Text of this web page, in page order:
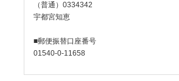
（普通）0334342
宇都宮知恵
■郵便振替口座番号
01540-0-11658